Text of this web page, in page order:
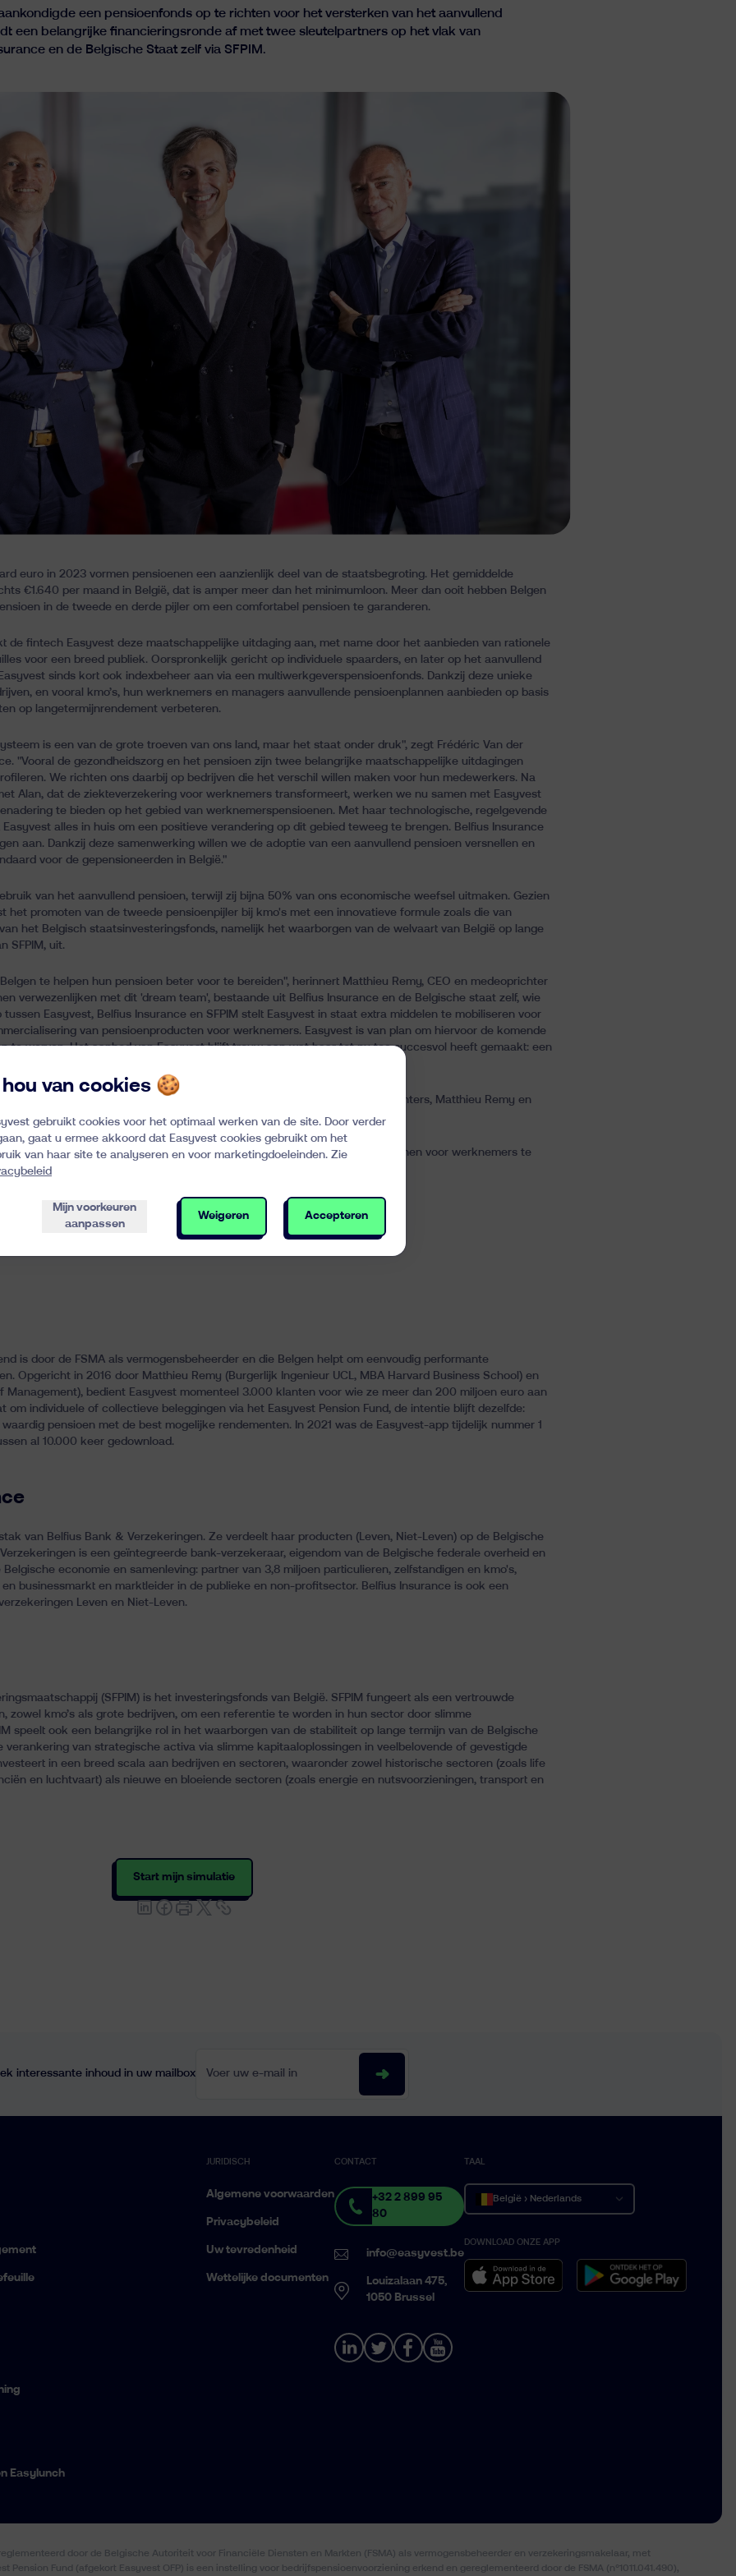
een pensioenfonds op te richten voor het versterken van het aanvullend
een belangrijke financieringsronde af met twee sleutelpartners op het vlak van
en de Belgische Staat zelf via SFPIM.
euro in 2023 vormen pensioenen een aanzienlijk deel van de staatsbegroting. Het gemiddelde
€1.640 per maand in België, dat is amper meer dan het minimumloon. Meer dan ooit hebben Belgen
in de tweede en derde pijler om een comfortabel pensioen te garanderen.
de fintech Easyvest deze maatschappelijke uitdaging aan, met name door het aanbieden van rationele
voor een breed publiek. Oorspronkelijk gericht op individuele spaarders, en later op het aanvullend
sinds kort ook indexbeheer aan via een multiwerkgeverspensioenfonds. Dankzij deze unieke
en vooral kmo’s, hun werknemers en managers aanvullende pensioenplannen aanbieden op basis
op langetermijnrendement verbeteren.
is een van de grote troeven van ons land, maar het staat onder druk", zegt Frédéric Van der
"Vooral de gezondheidszorg en het pensioen zijn twee belangrijke maatschappelijke uitdagingen
We richten ons daarbij op bedrijven die het verschil willen maken voor hun medewerkers. Na
Alan, dat de ziekteverzekering voor werknemers transformeert, werken we nu samen met Easyvest
te bieden op het gebied van werknemerspensioenen. Met haar technologische, regelgevende
alles in huis om een positieve verandering op dit gebied teweeg te brengen. Belfius Insurance
aan. Dankzij deze samenwerking willen we de adoptie van een aanvullend pensioen versnellen en
voor de gepensioneerden in België."
van het aanvullend pensioen, terwijl zij bijna 50% van ons economische weefsel uitmaken. Gezien
het promoten van de tweede pensioenpijler bij kmo's met een innovatieve formule zoals die van
het Belgisch staatsinvesteringsfonds, namelijk het waarborgen van de welvaart van België op lange
SFPIM, uit.
te helpen hun pensioen beter voor te bereiden", herinnert Matthieu Remy, CEO en medeoprichter
verwezenlijken met dit 'dream team', bestaande uit Belfius Insurance en de Belgische staat zelf, wie
Easyvest, Belfius Insurance en SFPIM stelt Easyvest in staat extra middelen te mobiliseren voor
van pensioenproducten voor werknemers. Easyvest is van plan om hiervoor de komende
te werven. Het aanbod van Easyvest blijft trouw aan wat haar tot nu toe succesvol heeft gemaakt: een
met uiterst gepersonaliseerd menselijk advies."
de bestaande investeerders hun participatie en blijven de twee medeoprichters, Matthieu Remy en
sluiten bij het Easyvest-pensioenfonds en met enkele klikken pensioenplannen voor werknemers te
uw werknemers!
is door de FSMA als vermogensbeheerder en die Belgen helpt om eenvoudig performante
Opgericht in 2016 door Matthieu Remy (Burgerlijk Ingenieur UCL, MBA Harvard Business School) en
Management), bedient Easyvest momenteel 3.000 klanten voor wie ze meer dan 200 miljoen euro aan
om individuele of collectieve beleggingen via het Easyvest Pension Fund, de intentie blijft dezelfde:
pensioen met de best mogelijke rendementen. In 2021 was de Easyvest-app tijdelijk nummer 1
al 10.000 keer gedownload.
van Belfius Bank & Verzekeringen. Ze verdeelt haar producten (Leven, Niet-Leven) op de Belgische
is een geïntegreerde bank-verzekeraar, eigendom van de Belgische federale overheid en
economie en samenleving: partner van 3,8 miljoen particulieren, zelfstandigen en kmo's,
businessmarkt en marktleider in de publieke en non-profitsector. Belfius Insurance is ook een
Leven en Niet-Leven.
(SFPIM) is het investeringsfonds van België. SFPIM fungeert als een vertrouwde
zowel kmo’s als grote bedrijven, om een referentie te worden in hun sector door slimme
speelt ook een belangrijke rol in het waarborgen van de stabiliteit op lange termijn van de Belgische
verankering van strategische activa via slimme kapitaaloplossingen in veelbelovende of gevestigde
in een breed scala aan bedrijven en sectoren, waaronder zowel historische sectoren (zoals life
en luchtvaart) als nieuwe en bloeiende sectoren (zoals energie en nutsvoorzieningen, transport en
Start mijn simulatie
interessante inhoud in uw mailbox
Easylunch
JURIDISCH
Algemene voorwaarden
Privacybeleid
Uw tevredenheid
Wettelijke documenten
CONTACT
+32 2 899 95
80
info@easyvest.be
Louizalaan 475,
1050 Brussel
TAAL
België › Nederlands
Belgique › Français
Belgium › English
DOWNLOAD ONZE APP
door de Belgische Autoriteit voor Financiële Diensten en Markten (FSMA) als vermogensbeheerder en verzekeringsmakelaar, met
Fund (afgekort Easyvest OFP) is een instelling voor bedrijfspensioenvoorziening erkend en gereglementeerd door de FSMA (n°1011.041.490),
hou van cookies 🍪
gebruikt cookies voor het optimaal werken van de site. Door verder
gaat u ermee akkoord dat Easyvest cookies gebruikt om het
van haar site te analyseren en voor marketingdoeleinden. Zie
Mijn voorkeuren
aanpassen
Weigeren Accepteren